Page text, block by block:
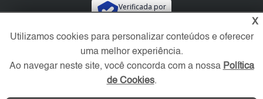
Verificada por
Redes Sociais
X
Utilizamos cookies para personalizar conteúdos e oferecer
uma melhor experiência.
Ao navegar neste site, você concorda com a nossa Política
de Cookies.